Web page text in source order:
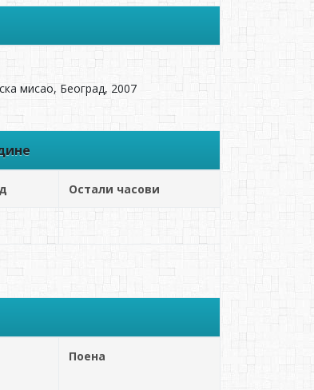
мисао, Београд, 2007
Остали часови
Поена